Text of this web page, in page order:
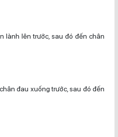
lành lên trước, sau đó đến chân
đau xuống trước, sau đó đến